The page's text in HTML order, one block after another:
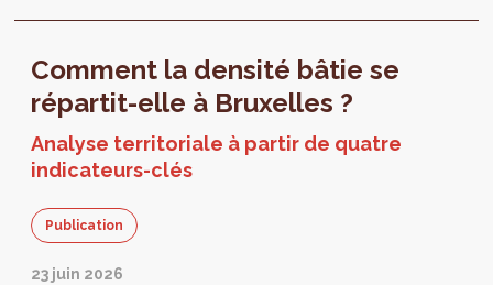
Comment la densité bâtie se
répartit-elle à Bruxelles ?
Analyse territoriale à partir de quatre
indicateurs-clés
Publication
23 juin 2026